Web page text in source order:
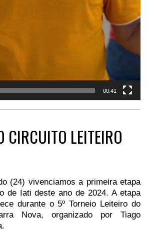
00:41
CIRCUITO LEITEIRO
(24) vivenciamos a primeira etapa
de Iati deste ano de 2024. A etapa
durante o 5º Torneio Leiteiro do
Nova, organizado por Tiago